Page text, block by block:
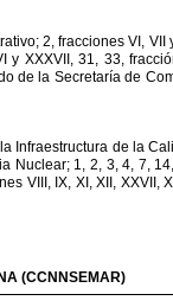
2, fracciones VI, VII
y XXXVII, 31, 33,
de la Secretaría de
la Infraestructura de la
Nuclear; 1, 2, 3, 4, 7, 14,
VIII, IX, XI, XII, XXVII,
(CCNNSEMAR)